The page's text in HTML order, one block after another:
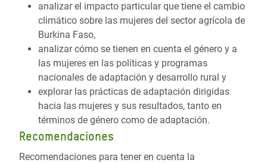
analizar el impacto particular que tiene el cambio
climático sobre las mujeres del sector agrícola de
Burkina Faso,
analizar cómo se tienen en cuenta el género y a
las mujeres en las políticas y programas
nacionales de adaptación y desarrollo rural y
explorar las prácticas de adaptación dirigidas
hacia las mujeres y sus resultados, tanto en
términos de género como de adaptación.
Recomendaciones
Recomendaciones para tener en cuenta la